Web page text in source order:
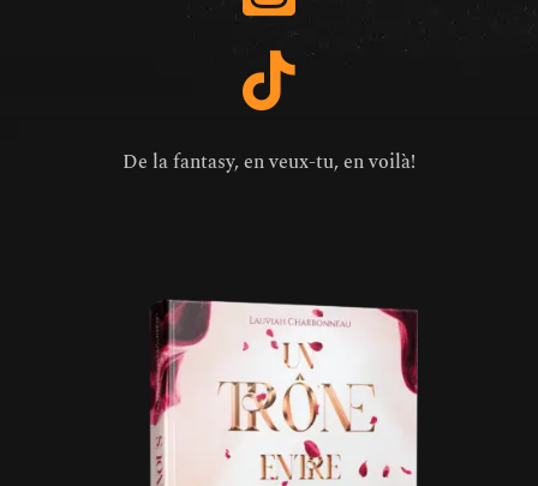
De la fantasy, en veux-tu, en voilà!